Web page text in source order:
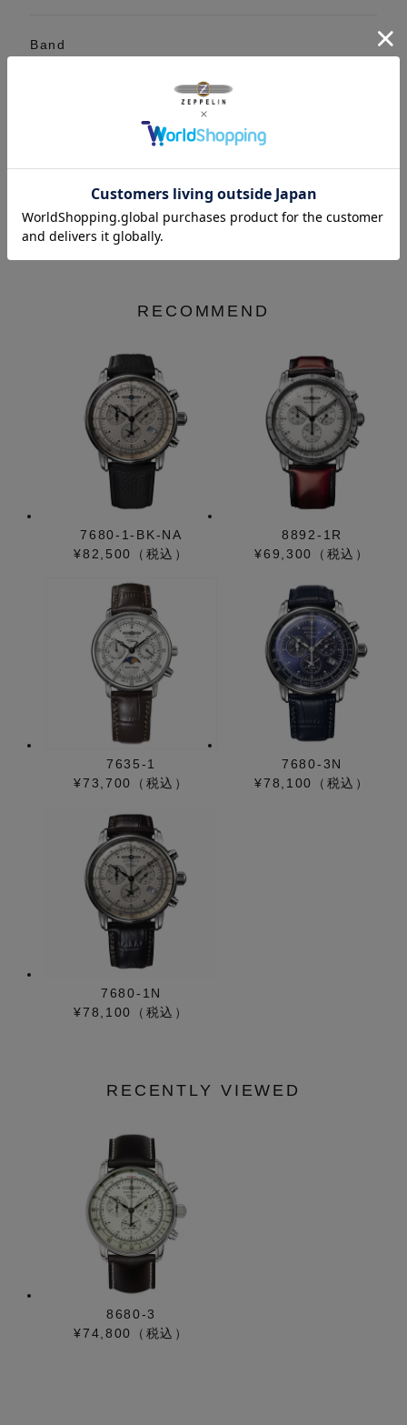
Band
Warranty
RECOMMEND
7680-1-BK-NA
¥82,500（税込）
8892-1R
¥69,300（税込）
7635-1
¥73,700（税込）
7680-3N
¥78,100（税込）
7680-1N
¥78,100（税込）
RECENTLY VIEWED
8680-3
¥74,800（税込）